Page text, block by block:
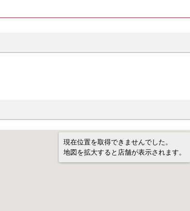
現在位置を取得できませんでした。
地図を拡大すると店舗が表示されます。